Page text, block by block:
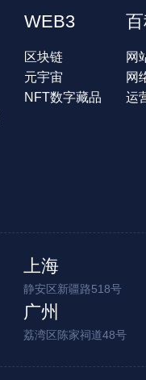
WEB3
区块链
元宇宙
NFT数字藏品
网
网
运
上海
静安区新疆路518号
广州
荔湾区陈家祠道48号